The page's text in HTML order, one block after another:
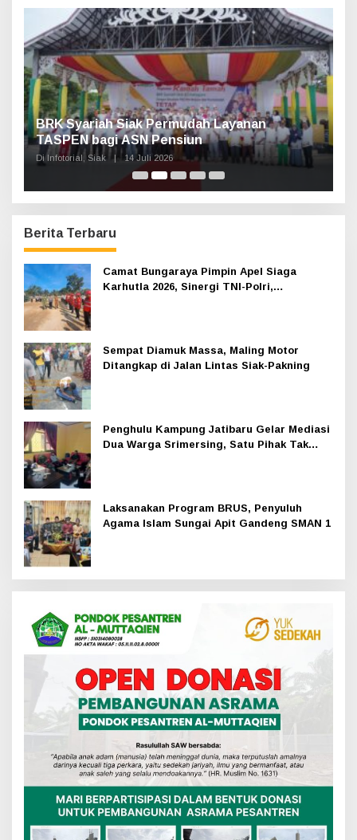
:
BRK Syariah Siak Permudah Layanan
TASPEN bagi ASN Pensiun
Di Infotorial, Siak | 14 Juli 2026
Berita Terbaru
Camat Bungaraya Pimpin Apel Siaga
Karhutla 2026, Sinergi TNI-Polri,
Sempat Diamuk Massa, Maling Motor
Ditangkap di Jalan Lintas Siak-Pakning
Penghulu Kampung Jatibaru Gelar Mediasi
Dua Warga Srimersing, Satu Pihak Tak
Laksanakan Program BRUS, Penyuluh
Agama Islam Sungai Apit Gandeng SMAN 1